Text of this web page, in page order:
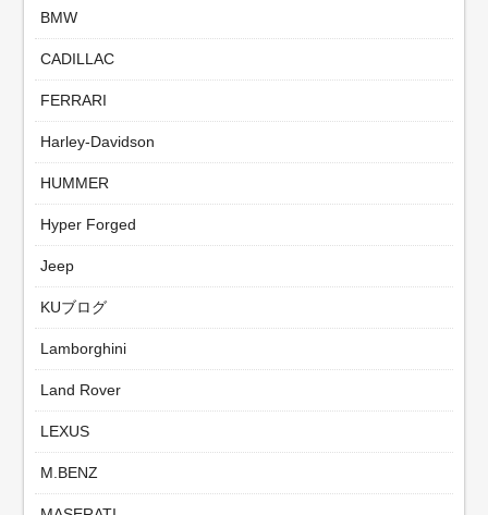
BMW
CADILLAC
FERRARI
Harley-Davidson
HUMMER
Hyper Forged
Jeep
KUブログ
Lamborghini
Land Rover
LEXUS
M.BENZ